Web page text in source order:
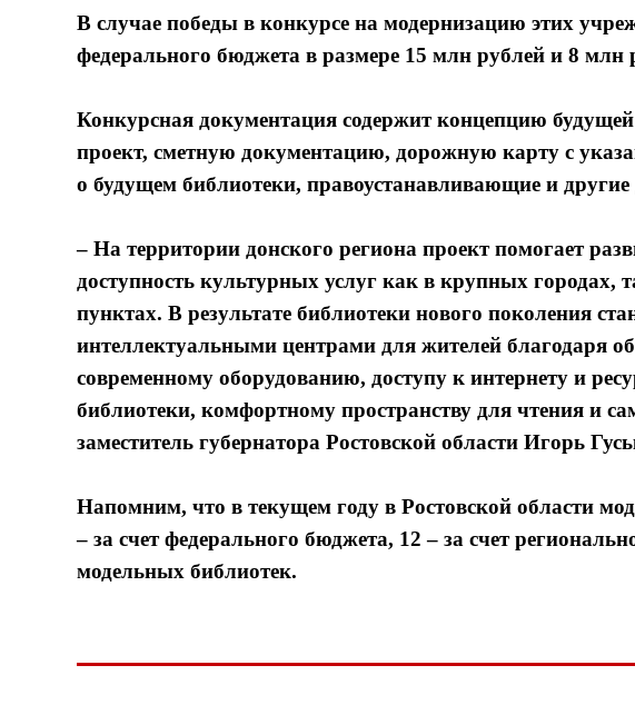
В случае победы в конкурсе на модернизацию этих
федерального бюджета в размере 15 млн рублей и 8 млн
Конкурсная документация содержит концепцию
проект, сметную документацию, дорожную карту с
о будущем библиотеки, правоустанавливающие и
– На территории донского региона проект помогает
доступность культурных услуг как в крупных городах,
пунктах. В результате библиотеки нового поколения
интеллектуальными центрами для жителей благодаря
современному оборудованию, доступу к интернету и
библиотеки, комфортному пространству для чтения и
заместитель губернатора Ростовской области Игорь
Напомним, что в текущем году в Ростовской области
– за счет федерального бюджета, 12 – за счет
модельных библиотек.